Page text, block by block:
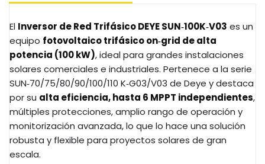
El Inversor de Red Trifásico DEYE SUN‑100K‑V03 es un
equipo fotovoltaico trifásico on‑grid de alta
potencia (100kW), ideal para grandes instalaciones
solares comerciales e industriales. Pertenece a la serie
SUN‑70/75/80/90/100/110 K‑G03/V03 de Deye y destaca
por su alta eficiencia, hasta 6 MPPT independientes,
múltiples protecciones, amplio rango de operación y
monitorización avanzada, lo que lo hace una solución
robusta y flexible para proyectos solares de gran
escala.